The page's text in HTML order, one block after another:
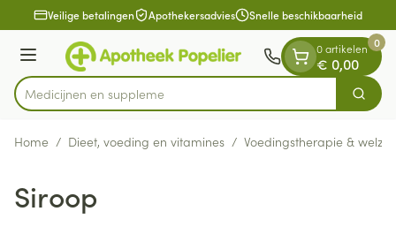
Ga naar de inhoud
1 van 1Veilige betalingen Apothekersadvies Snelle beschikbaarheid
Menu
Product, merk, categorie...
Med Zoek
0 artikelen
€ 0,00
0
Home / Dieet, voeding en vitamines / Voedingstherapie & welzijn
Siroop